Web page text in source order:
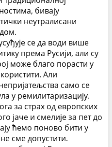
бивају
неутралисани
се да води више
према Русији, али су
може благо порасти у
Али
само се
у ремилитаризацију.
за страх од европских
јаче и смелије за пет до
ћемо поново бити у
сме допустити.